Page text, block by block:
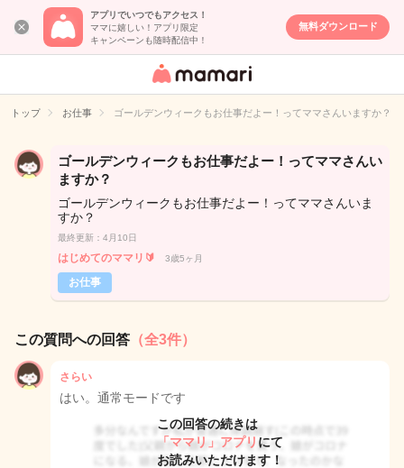
アプリでいつでもアクセス！
ママに嬉しい！アプリ限定
キャンペーンも随時配信中！
無料ダウンロード
女性専用匿名QA
イト
トップ お仕事 ゴールデンウィークもお仕事だよー！ってママさんいますか？
ゴールデンウィークもお仕事だよー！ってママさんい
ますか？
ゴールデンウィークもお仕事だよー！ってママさんいま
すか？
最終更新：4月10日
はじめてのママリ🔰 3歳5ヶ月
お仕事
この質問への回答 （全3件）
さらい
はい。通常モードです
この回答の続きは
「ママリ」アプリ にて
お読みいただけます！